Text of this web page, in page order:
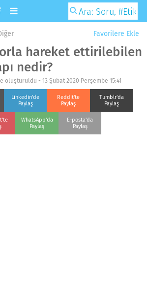
Favorilere Ekle
hareket ettirilebilen
nedir?
oluşturuldu - 13 Şubat 2020 Perşembe 15:41
Linkedin'de
Paylaş
Reddit'te
Paylaş
Tumblr'da
Paylaş
WhatsApp'da
Paylaş
E-posta'da
Paylaş